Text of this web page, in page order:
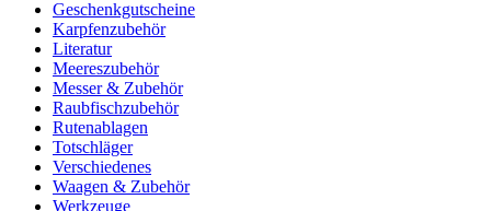
Geschenkgutscheine
Karpfenzubehör
Literatur
Meereszubehör
Messer & Zubehör
Raubfischzubehör
Rutenablagen
Totschläger
Verschiedenes
Waagen & Zubehör
Werkzeuge